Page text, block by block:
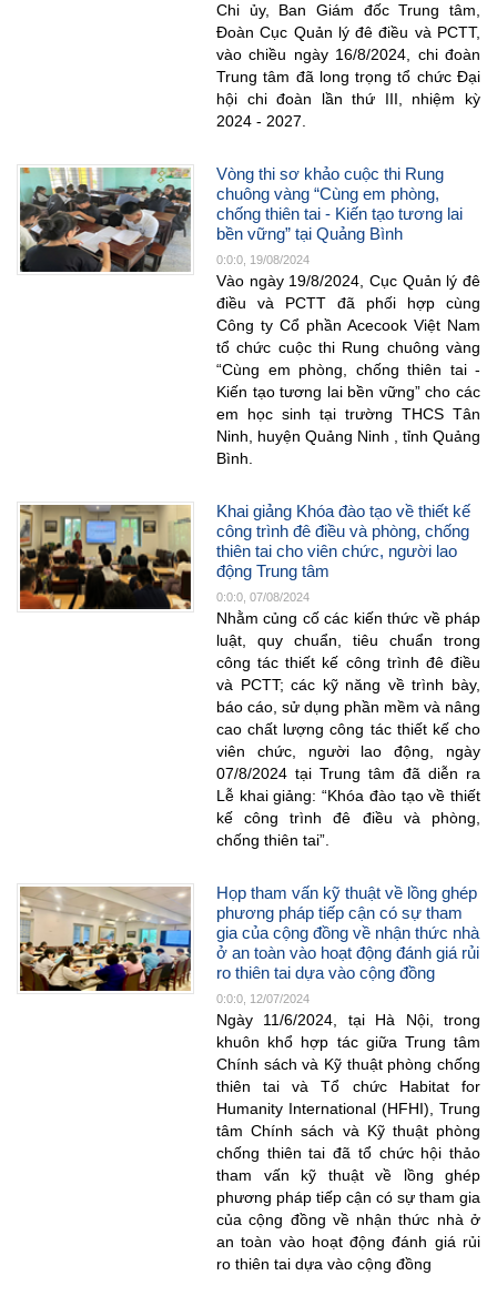
Chi ủy, Ban Giám đốc Trung tâm,
Đoàn Cục Quản lý đê điều và PCTT,
vào chiều ngày 16/8/2024, chi đoàn
Trung tâm đã long trọng tổ chức Đại
hội chi đoàn lần thứ III, nhiệm kỳ
2024 - 2027.
Vòng thi sơ khảo cuộc thi Rung
chuông vàng “Cùng em phòng,
chống thiên tai - Kiến tạo tương lai
bền vững” tại Quảng Bình
0:0:0, 19/08/2024
Vào ngày 19/8/2024, Cục Quản lý đê
điều và PCTT đã phối hợp cùng
Công ty Cổ phần Acecook Việt Nam
tổ chức cuộc thi Rung chuông vàng
“Cùng em phòng, chống thiên tai -
Kiến tạo tương lai bền vững” cho các
em học sinh tại trường THCS Tân
Ninh, huyện Quảng Ninh , tỉnh Quảng
Bình.
Khai giảng Khóa đào tạo về thiết kế
công trình đê điều và phòng, chống
thiên tai cho viên chức, người lao
động Trung tâm
0:0:0, 07/08/2024
Nhằm củng cố các kiến thức về pháp
luật, quy chuẩn, tiêu chuẩn trong
công tác thiết kế công trình đê điều
và PCTT; các kỹ năng về trình bày,
báo cáo, sử dụng phần mềm và nâng
cao chất lượng công tác thiết kế cho
viên chức, người lao động, ngày
07/8/2024 tại Trung tâm đã diễn ra
Lễ khai giảng: “Khóa đào tạo về thiết
kế công trình đê điều và phòng,
chống thiên tai”.
Họp tham vấn kỹ thuật về lồng ghép
phương pháp tiếp cận có sự tham
gia của cộng đồng về nhận thức nhà
ở an toàn vào hoạt động đánh giá rủi
ro thiên tai dựa vào cộng đồng
0:0:0, 12/07/2024
Ngày 11/6/2024, tại Hà Nội, trong
khuôn khổ hợp tác giữa Trung tâm
Chính sách và Kỹ thuật phòng chống
thiên tai và Tổ chức Habitat for
Humanity International (HFHI), Trung
tâm Chính sách và Kỹ thuật phòng
chống thiên tai đã tổ chức hội thảo
tham vấn kỹ thuật về lồng ghép
phương pháp tiếp cận có sự tham gia
của cộng đồng về nhận thức nhà ở
an toàn vào hoạt động đánh giá rủi
ro thiên tai dựa vào cộng đồng